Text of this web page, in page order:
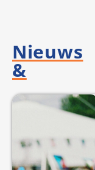
Nieuws
&